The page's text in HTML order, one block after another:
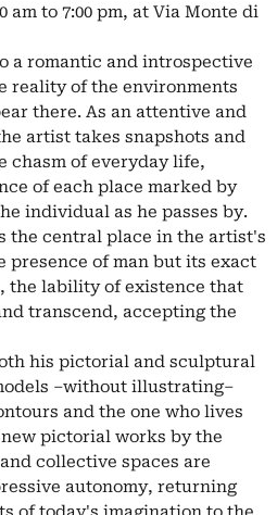
am to 7:00 pm, at Via Monte di
a romantic and introspective
reality of the environments
there. As an attentive and
artist takes snapshots and
chasm of everyday life,
of each place marked by
individual as he passes by.
the central place in the artist's
presence of man but its exact
the lability of existence that
transcend, accepting the
his pictorial and sculptural
–without illustrating–
and the one who lives
pictorial works by the
collective spaces are
autonomy, returning